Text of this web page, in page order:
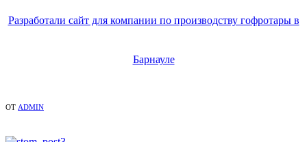
Разработали сайт для компании по производству гофротары в
Барнауле
ОТ ADMIN